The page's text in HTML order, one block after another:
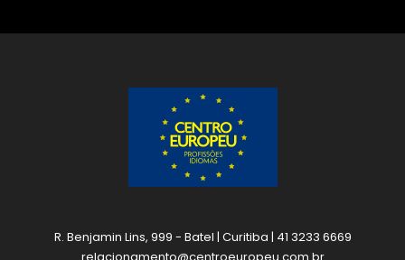
R. Benjamin Lins, 999 - Batel | Curitiba | 41 3233 6669
relacionamento@centroeuropeu.com.br